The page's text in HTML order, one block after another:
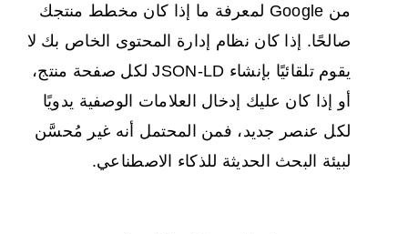
من Google لمعرفة ما إذا كان مخطط منتجك
صالحًا. إذا كان نظام إدارة المحتوى الخاص بك لا
يقوم تلقائيًا بإنشاء JSON-LD لكل صفحة منتج،
أو إذا كان عليك إدخال العلامات الوصفية يدويًا
لكل عنصر جديد، فمن المحتمل أنه غير مُحسَّن
لبيئة البحث الحديثة للذكاء الاصطناعي.